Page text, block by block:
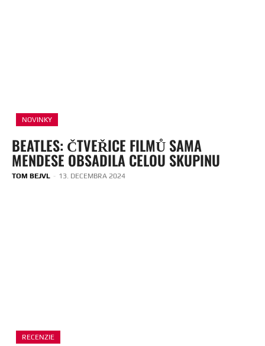
NOVINKY
BEATLES: ČTVEŘICE FILMŮ SAMA
MENDESE OBSADILA CELOU SKUPINU
TOM BEJVL - 13. DECEMBRA 2024
RECENZIE